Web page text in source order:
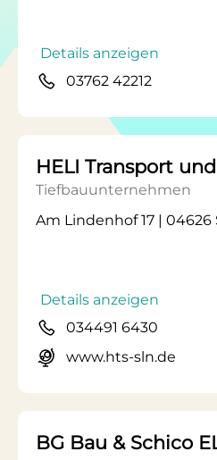
Details anzeigen
03762 42212
HELI Transport
Tiefbauunternehmen
Am Lindenhof 17 | 04626
Details anzeigen
034491 6430
www.hts-sln.de
BG Bau & Schico